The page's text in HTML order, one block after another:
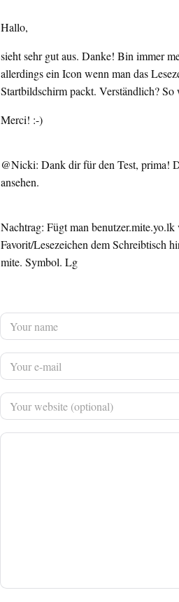
Hallo,
sieht sehr gut aus. Danke! Bin immer
allerdings ein Icon wenn man das
Startbildschirm packt. Verständlich? So
Merci! :-)
@Nicki: Dank dir für den Test, prima!
ansehen.
Nachtrag: Fügt man
Favorit/Lesezeichen dem Schreibtisch
mite. Symbol. Lg